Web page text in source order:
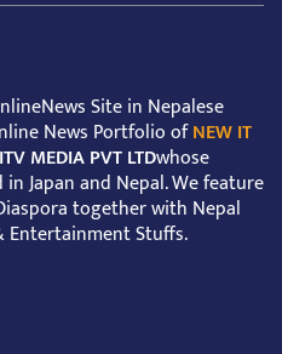
Site in Nepalese
News Portfolio ofNEW IT
MEDIA PVT LTDwhose
Japan and Nepal. We feature
together with Nepal
Entertainment Stuffs.